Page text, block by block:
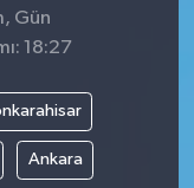
Gün
18:27
Ankara